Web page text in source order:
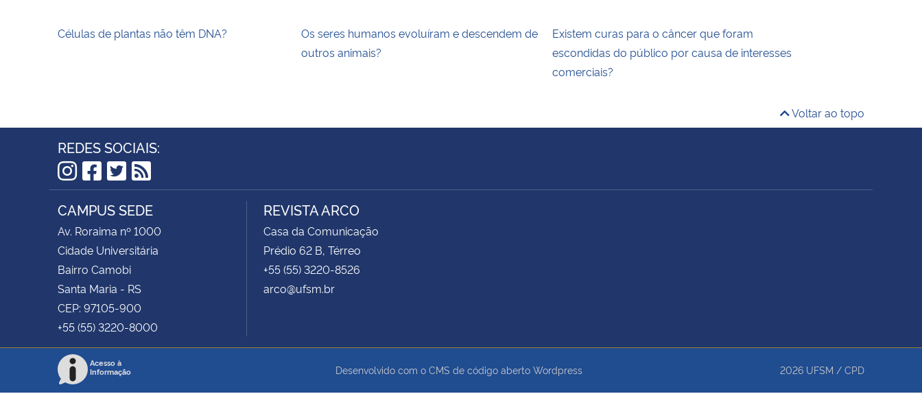
Células de plantas não têm DNA?
Os seres humanos evoluíram e descendem de
outros animais?
Existem curas para o câncer que foram
escondidas do público por causa de interesses
comerciais?
Voltar ao topo
REDES SOCIAIS:
Instagram
Facebook
Twitter
RSS
CAMPUS SEDE
Av. Roraima nº 1000
Cidade Universitária
Bairro Camobi
Santa Maria - RS
CEP: 97105-900
+55 (55) 3220-8000
REVISTA ARCO
Casa da Comunicação
Prédio 62 B, Térreo
+55 (55) 3220-8526
arco@ufsm.br
Acesso à
Informação
Desenvolvido com o CMS de código aberto Wordpress 2026 UFSM / CPD